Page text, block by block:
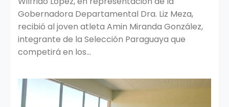
Gobernadora Departamental Dra. Liz Meza,
recibió al joven atleta Amin Miranda González,
integrante de la Selección Paraguaya que
competirá en los...